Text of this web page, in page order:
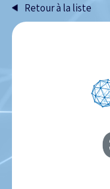
Retour à la liste